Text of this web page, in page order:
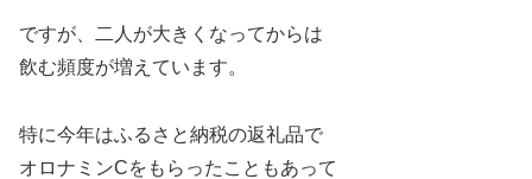
ですが、二人が大きくなってからは
飲む頻度が増えています。
特に今年はふるさと納税の返礼品で
オロナミンCをもらったこともあって